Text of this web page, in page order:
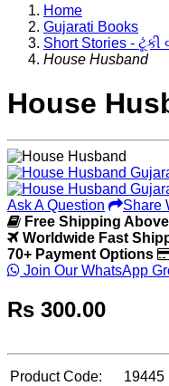
Home
Gujarati Books
Short Stories - ટૂંકી
House Husband
House
Ask A Question
Share
Free Shipping Above
Worldwide Fast
70+ Payment Options
Join Our WhatsApp
Rs 300.00
Product Code:
19445